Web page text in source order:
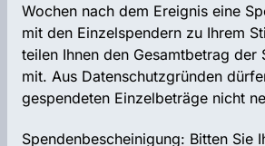
Wochen nach dem Ereignis eine
mit den Einzelspendern zu Ihrem
teilen Ihnen den Gesamtbetrag der
mit. Aus Datenschutzgründen
gespendeten Einzelbeträge nicht
Spendenbescheinigung: Bitten Sie